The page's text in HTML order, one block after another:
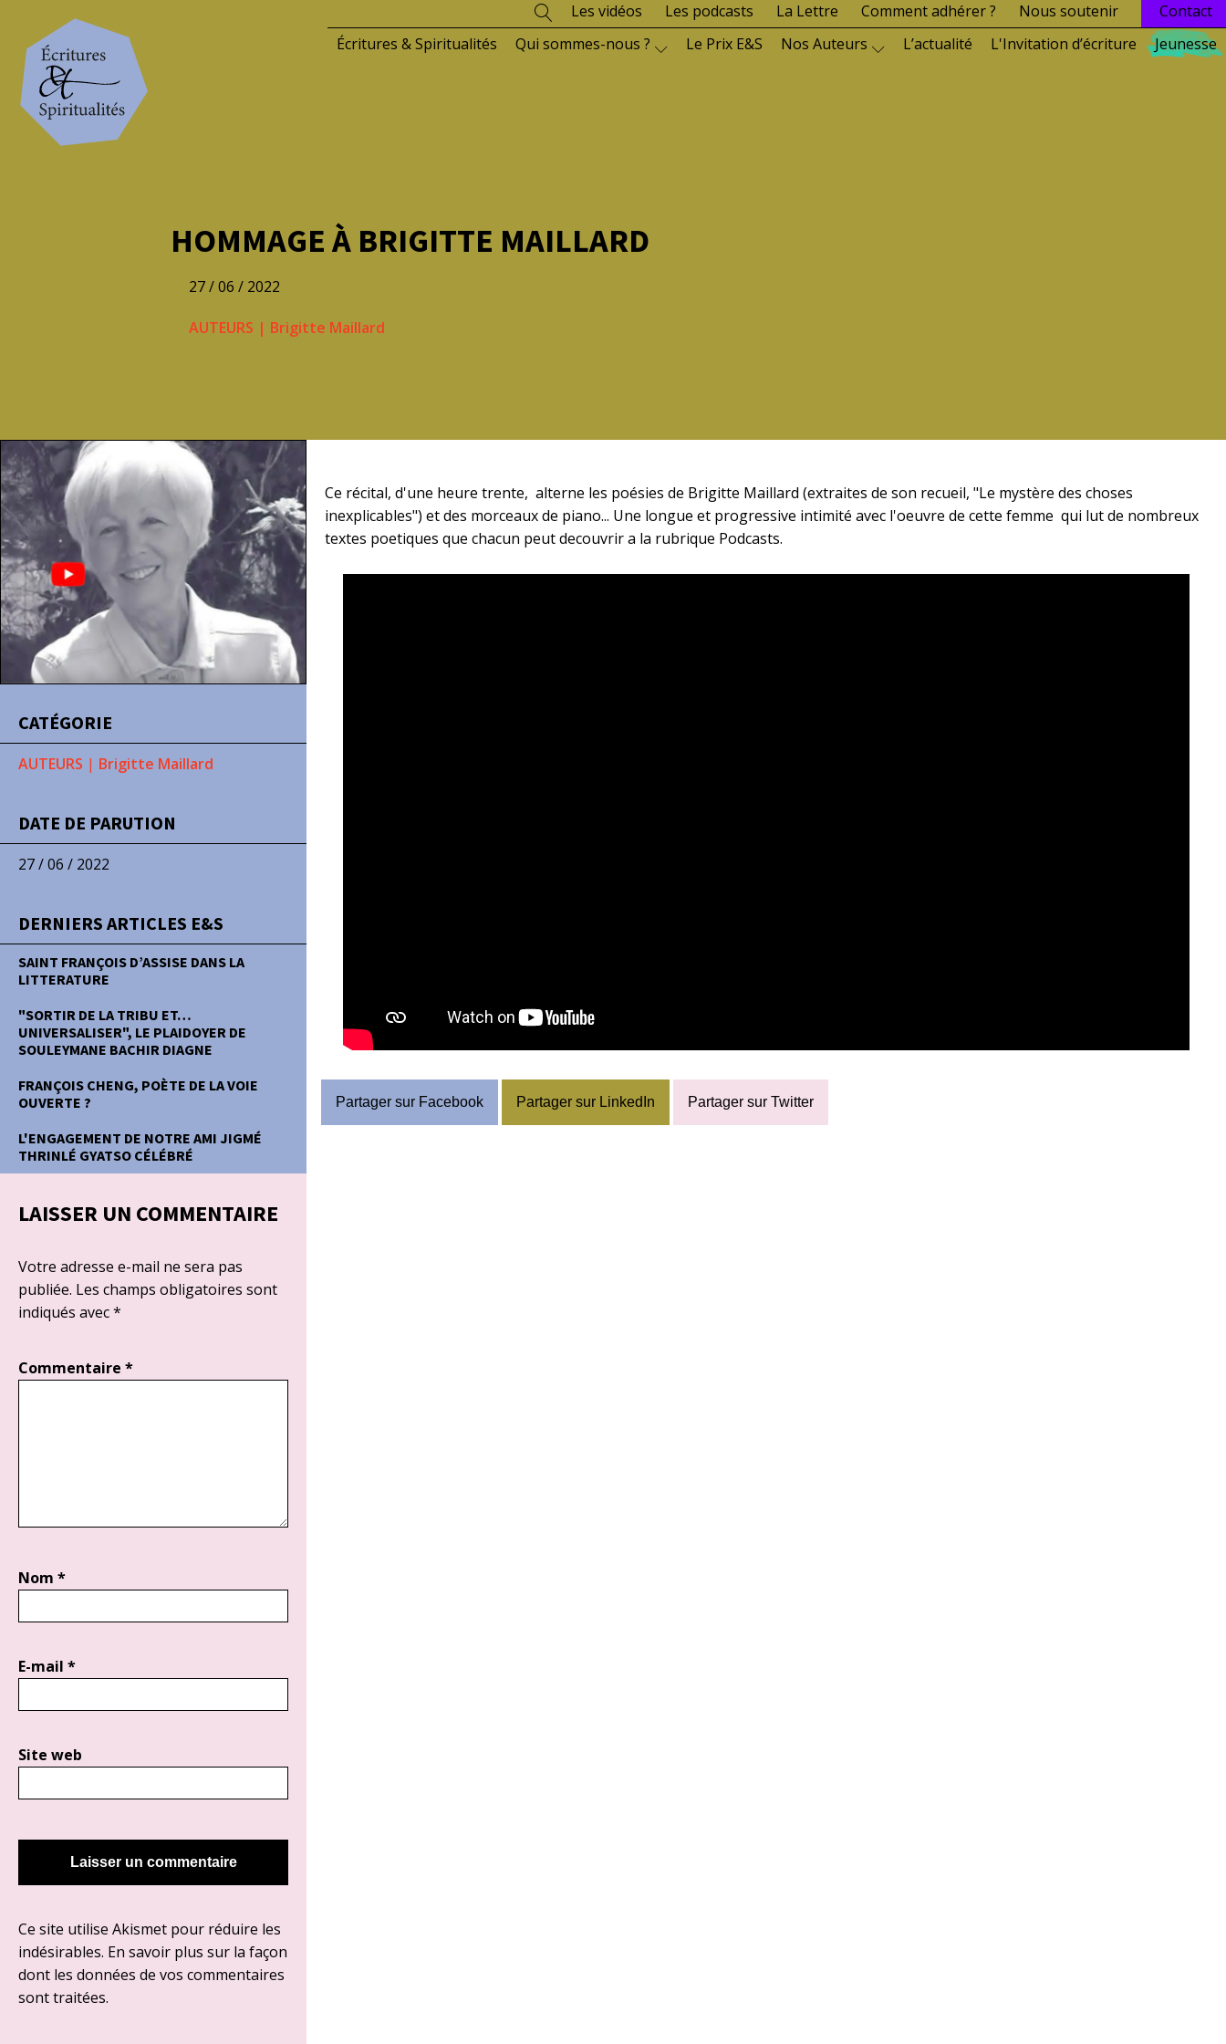
Les vidéos Les podcasts La Lettre Comment adhérer ? Nous soutenir
Contact
Écritures & Spiritualités
Qui sommes-nous ? Le Prix E&S Nos Auteurs L’actualité L'Invitation d’écriture Jeunesse
HOMMAGE À BRIGITTE MAILLARD
27 / 06 / 2022
AUTEURS | Brigitte Maillard
CATÉGORIE
AUTEURS | Brigitte Maillard
DATE DE PARUTION
27 / 06 / 2022
DERNIERS ARTICLES E&S
SAINT FRANÇOIS D’ASSISE DANS LA
LITTERATURE
"SORTIR DE LA TRIBU ET…
UNIVERSALISER", LE PLAIDOYER DE
SOULEYMANE BACHIR DIAGNE
FRANÇOIS CHENG, POÈTE DE LA VOIE
OUVERTE ?
L'ENGAGEMENT DE NOTRE AMI JIGMÉ
THRINLÉ GYATSO CÉLÉBRÉ
LAISSER UN COMMENTAIRE
Votre adresse e-mail ne sera pas
publiée. Les champs obligatoires sont
indiqués avec*
Commentaire *
Nom *
E-mail *
Site web
Ce site utilise Akismet pour réduire les
indésirables. En savoir plus sur la façon
dont les données de vos commentaires
sont traitées.
Ce récital, d'une heure trente, alterne les poésies de Brigitte Maillard (extraites de son recueil, "Le mystère des choses
inexplicables") et des morceaux de piano... Une longue et progressive intimité avec l'oeuvre de cette femme qui lut de nombreux
textes poetiques que chacun peut decouvrir a la rubrique Podcasts.
Partager sur Facebook Partager sur LinkedIn Partager sur Twitter